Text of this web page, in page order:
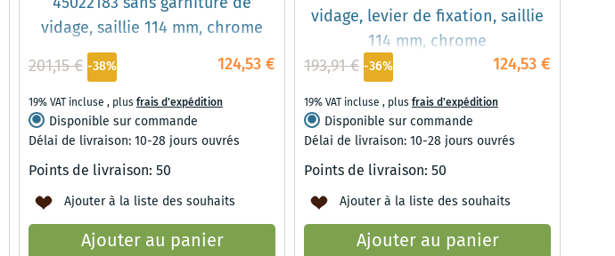
vidage, saillie 114 mm, chrome
124,53 €
201,15 € -38%
19% VAT incluse , plusfrais d'expédition
Disponible sur commande
Délai de livraison: 10-28 jours ouvrés
Points de livraison: 50
Ajouter à la liste des souhaits
Ajouter au panier
vidage, levier de fixation, saillie
114 mm, chrome
124,53 €
193,91 € -36%
19% VAT incluse , plusfrais d'expédition
Disponible sur commande
Délai de livraison: 10-28 jours ouvrés
Points de livraison: 50
Ajouter à la liste des souhaits
Ajouter au panier